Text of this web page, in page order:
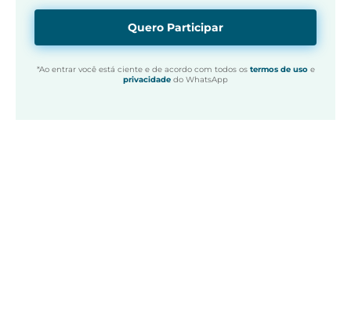
Quero Participar
*Ao entrar você está ciente e de acordo com todos os termos de usoe
privacidade do WhatsApp